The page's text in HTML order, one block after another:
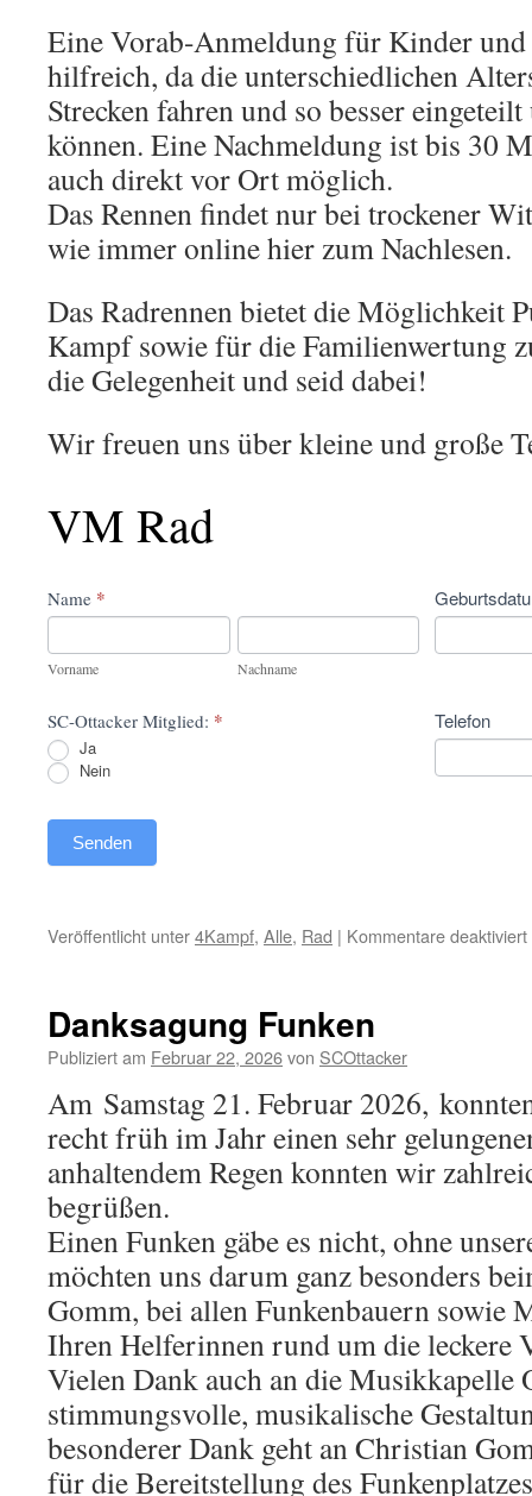
Eine Vorab-Anmeldung für Kinder und
hilfreich, da die unterschiedlichen
Strecken fahren und so besser
können. Eine Nachmeldung ist bis 30
auch direkt vor Ort möglich.
Das Rennen findet nur bei trockener
wie immer online hier zum Nachlesen.
Das Radrennen bietet die Möglichkeit
Kampf sowie für die Familienwertung
die Gelegenheit und seid dabei!
Wir freuen uns über kleine und große
Rad
VM Rad
Name *
Vorname Nachname
SC-Ottacker Mitglied: *
Ja
Nein
Telefon
Senden
Veröffentlicht unter4Kampf, Alle, Rad | Kommentare deaktiviert
Danksagung Funken
Publiziert am Februar 22, 2026von SCOttacker
Am Samstag 21. Februar 2026,
recht früh im Jahr einen sehr
anhaltendem Regen konnten wir
begrüßen.
Einen Funken gäbe es nicht, ohne
möchten uns darum ganz besonders
Gomm, bei allen Funkenbauern sowie
Ihren Helferinnen rund um die leckere
Vielen Dank auch an die Musikkapelle
stimmungsvolle, musikalische
besonderer Dank geht an Christian
für die Bereitstellung des